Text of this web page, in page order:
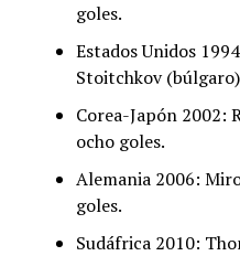
goles.
Estados Unidos
Stoitchkov
Corea-Japón 2002:
ocho goles.
Alemania 2006:
goles.
Sudáfrica 2010: